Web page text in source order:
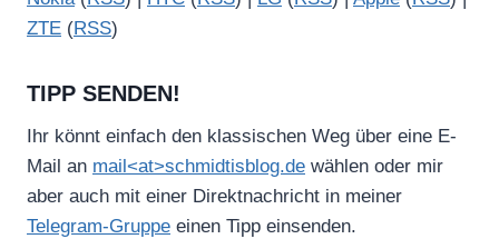
ZTE (RSS)
TIPP SENDEN!
Ihr könnt einfach den klassischen Weg über eine E-
Mail an mail<at>schmidtisblog.de wählen oder mir
aber auch mit einer Direktnachricht in meiner
Telegram-Gruppe einen Tipp einsenden.